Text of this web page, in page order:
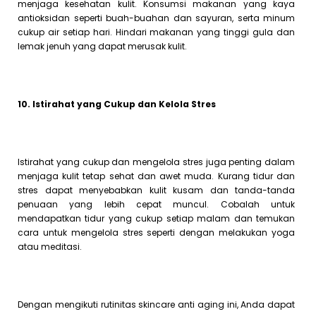
menjaga kesehatan kulit. Konsumsi makanan yang kaya
antioksidan seperti buah-buahan dan sayuran, serta minum
cukup air setiap hari. Hindari makanan yang tinggi gula dan
lemak jenuh yang dapat merusak kulit.
10. Istirahat yang Cukup dan Kelola Stres
Istirahat yang cukup dan mengelola stres juga penting dalam
menjaga kulit tetap sehat dan awet muda. Kurang tidur dan
stres dapat menyebabkan kulit kusam dan tanda-tanda
penuaan yang lebih cepat muncul. Cobalah untuk
mendapatkan tidur yang cukup setiap malam dan temukan
cara untuk mengelola stres seperti dengan melakukan yoga
atau meditasi.
Dengan mengikuti rutinitas skincare anti aging ini, Anda dapat